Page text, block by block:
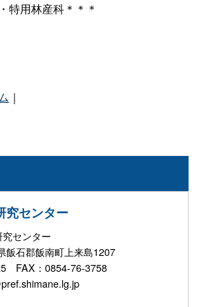
特用林産科＊＊＊
｜
究センター
センター
石郡飯南町上来島1207
FAX：0854-76-3758